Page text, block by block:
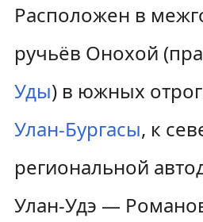
Расположен в
ручьёв Онохой
Уды) в южных
Улан-Бургасы, к
региональной
Улан-Удэ —